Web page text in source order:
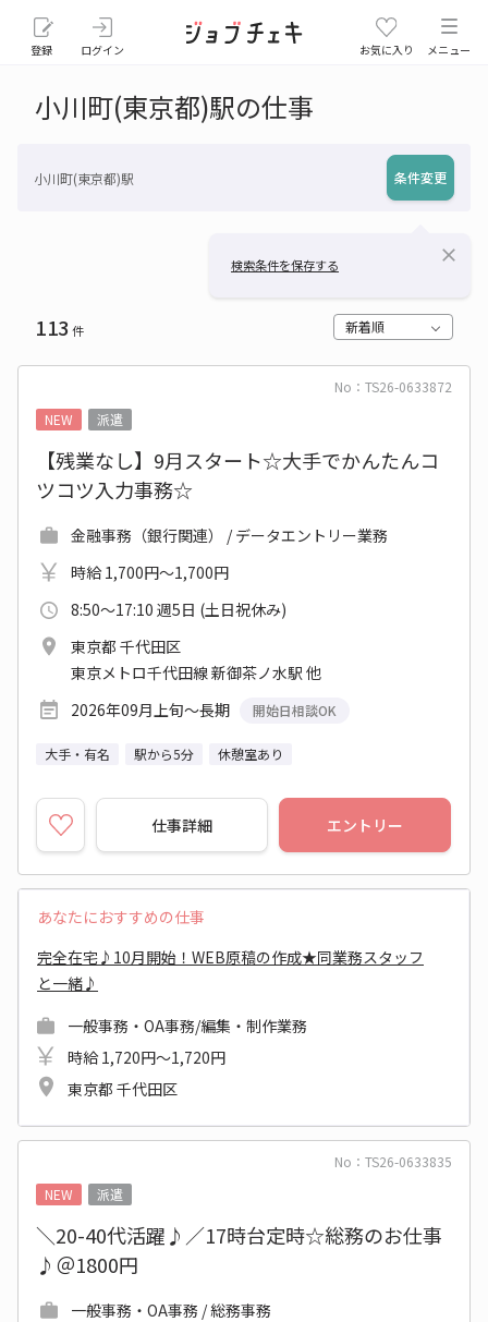
登録 ログイン お気に入り メニュー
小川町(東京都)駅の仕事
小川町(東京都)駅 条件変更
検索条件を保存する close
113 件 新着順
No：TS26-0633872
NEW
派遣
【残業なし】9月スタート☆大手でかんたんコ
ツコツ入力事務☆
金融事務（銀行関連） / データエントリー業務
時給 1,700円～1,700円
8:50～17:10 週5日 (土日祝休み)
東京都 千代田区
東京メトロ千代田線 新御茶ノ水駅 他
2026年09月上旬～長期
開始日相談OK
大手・有名 駅から5分 休憩室あり
仕事詳細 エントリー
あなたにおすすめの仕事
完全在宅♪10月開始！WEB原稿の作成★同業務スタッフ
と一緒♪
一般事務・OA事務/編集・制作業務
時給 1,720円～1,720円
東京都 千代田区
No：TS26-0633835
NEW
派遣
＼20-40代活躍♪／17時台定時☆総務のお仕事
♪＠1800円
一般事務・OA事務 / 総務事務